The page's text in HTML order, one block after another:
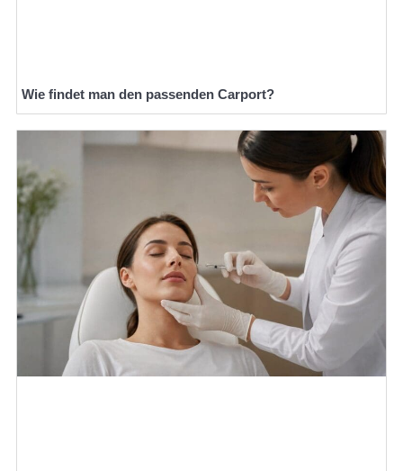
Wie findet man den passenden Carport?